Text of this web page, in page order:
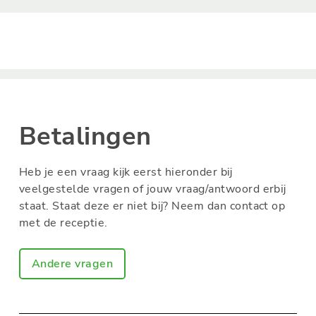
Betalingen
Heb je een vraag kijk eerst hieronder bij
veelgestelde vragen of jouw vraag/antwoord erbij
staat. Staat deze er niet bij? Neem dan contact op
met de receptie.
Andere vragen